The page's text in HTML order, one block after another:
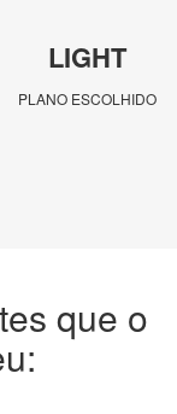
LIGHT
PLANO ESCOLHIDO
que o